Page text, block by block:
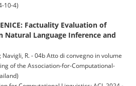
10-4)
Factuality Evaluation of
Natural Language Inference and
R. - 04b Atto di convegno in volume
of the Association-for-Computational-